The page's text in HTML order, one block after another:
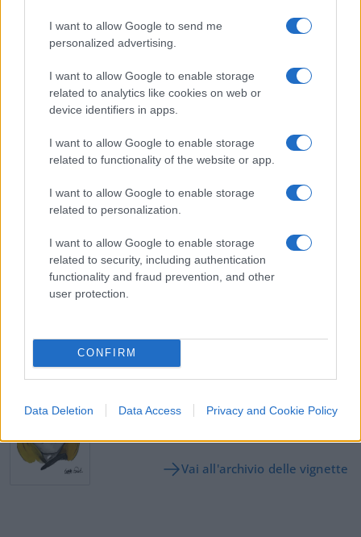
I want to allow Google to send me
personalized advertising.
I want to allow Google to enable storage
related to analytics like cookies on web or
device identifiers in apps.
I want to allow Google to enable storage
related to functionality of the website or app.
I want to allow Google to enable storage
related to personalization.
I want to allow Google to enable storage
related to security, including authentication
functionality and fraud prevention, and other
user protection.
CONFIRM
Data Deletion Data Access Privacy and Cookie Policy
quanto noi abbiamo sostenuto nei giorni scorsi:
ovvero che la nota che ha firmato per ammettere
“l’errore” non conteneva alcuna scusa. Zero. Nulla
di nulla. “Mah, scusato: uno si scusa di una
malefatta, ma di una cosa così piccola dovrebbe
dire ‘pazienza’ ma niente di più. Ho trovato
interessante come si sia costruito…. Vuol dire che
tutto sommato qualche fastidio lo do”.
SEDUTE SATIRICHE
Vai all'archivio delle vignette